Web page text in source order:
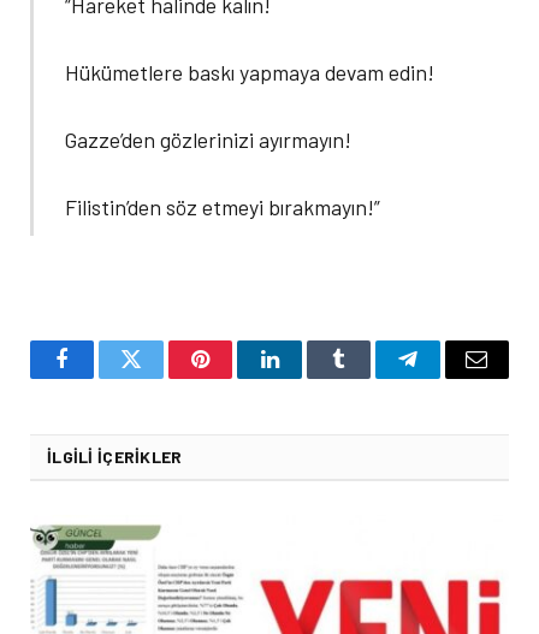
Hükümetlere baskı yapmaya devam edin!
Gazze’den gözlerinizi ayırmayın!
Filistin’den söz etmeyi bırakmayın!”
FacebookTwitter PinterestLinkedInTumblr TelegramEmail
İLGILI İÇERIKLER